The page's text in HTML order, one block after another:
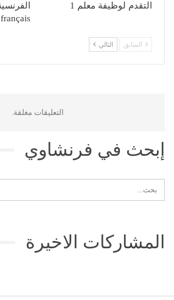
التقدم لوظيفة معلم 1
français
السابق التالي
التعليقات مغلقة.
إبحث في فرنشاوي
المشاركات الاخيرة